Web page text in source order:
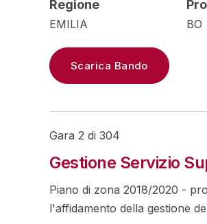
Regione
EMILIA
BO
Scarica Bando
Gara 2 di 304
Gestione Servizio
Piano di zona 2018/2020 -
l'affidamento della gestione